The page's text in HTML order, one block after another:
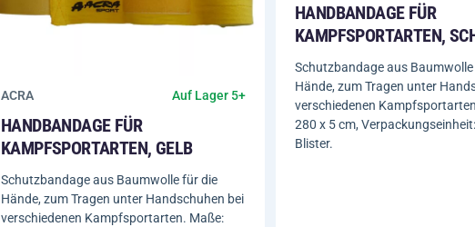
ACRA Auf Lager 5+
HANDBANDAGE FÜR
KAMPFSPORTARTEN, GELB
Schutzbandage aus Baumwolle für die
Hände, zum Tragen unter Handschuhen bei
verschiedenen Kampfsportarten. Maße:
HANDBANDAGE FÜR
KAMPFSPORTARTEN,
Schutzbandage aus
Hände, zum Tragen unter
verschiedenen
280 x 5 cm,
Blister.